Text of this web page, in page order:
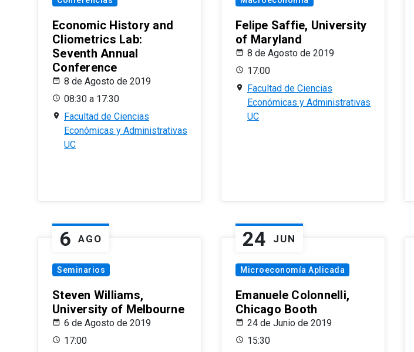
Economic History and
Cliometrics Lab:
Seventh Annual
Conference
8 de Agosto de 2019
08:30 a 17:30
Facultad de Ciencias
Económicas y Administrativas
UC
Felipe Saffie, University
of Maryland
8 de Agosto de 2019
17:00
Facultad de Ciencias
Económicas y Administrativas
UC
6 AGO
Seminarios
Steven Williams,
University of Melbourne
6 de Agosto de 2019
17:00
24 JUN
Microeconomía Aplicada
Emanuele Colonnelli,
Chicago Booth
24 de Junio de 2019
15:30